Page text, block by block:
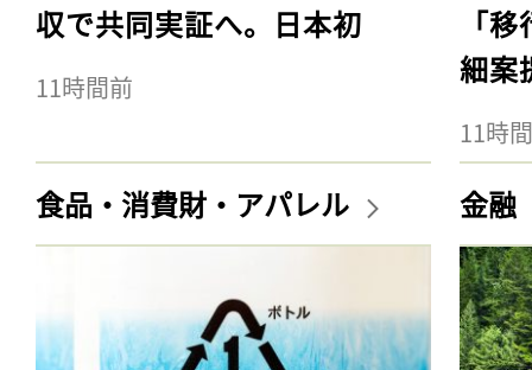
収で共同実証へ。日本初
11時間前
「
細案
11時
食品・消費財・アパレル 金融